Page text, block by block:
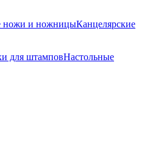
ножи и ножницыКанцелярские
для штамповНастольные